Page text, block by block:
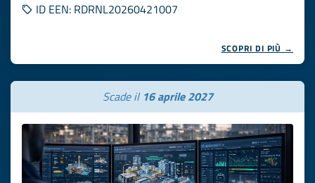
ID EEN: RDRNL20260421007
SCOPRI DI PIÙ →
Scade il 16 aprile 2027